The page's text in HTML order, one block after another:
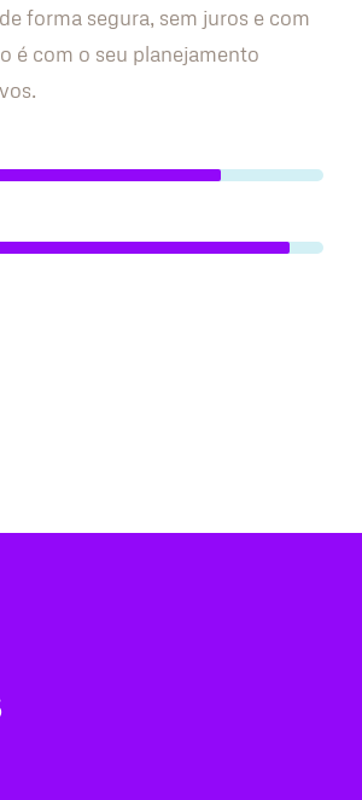
forma segura, sem juros e com
é com o seu planejamento